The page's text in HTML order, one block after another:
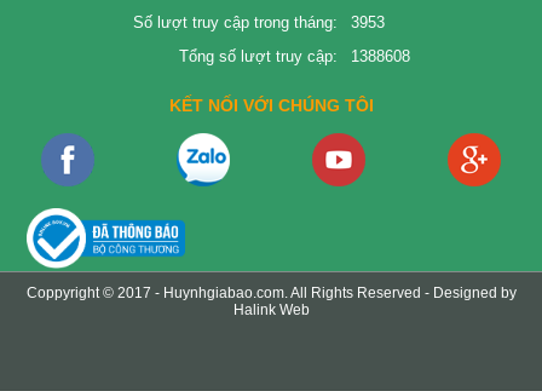
Số lượt truy cập trong tháng:
3953
Tổng số lượt truy cập:
1388608
KẾT NỐI VỚI CHÚNG TÔI
Coppyright © 2017 - Huynhgiabao.com. All Rights Reserved - Designed by
Halink Web